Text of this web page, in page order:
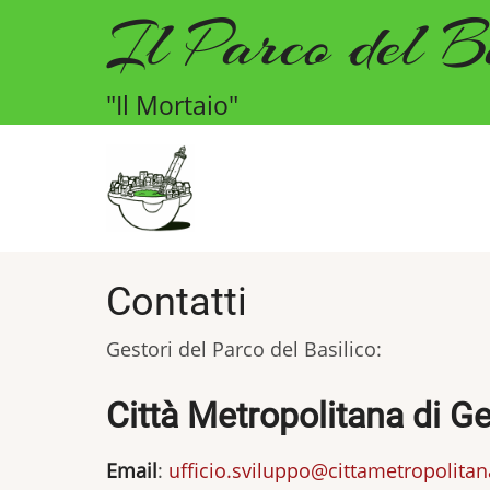
Il Parco del
"Il Mortaio"
Contatti
Gestori del Parco del Basilico:
Città Metropolitana di
Email: